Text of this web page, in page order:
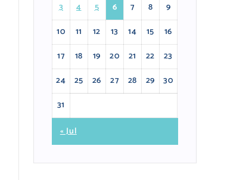
3
4 5 6 7 8
9
10
11 12 13 14 15
16
17
18 19 20 21 22
23
24
25 26 27 28 29
30
31
« Jul